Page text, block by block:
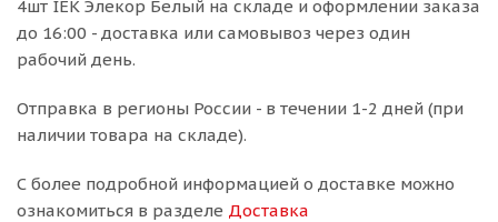
4шт IEK Элекор Белый на складе и оформлении заказа
до 16:00 - доставка или самовывоз через один
рабочий день.
Отправка в регионы России - в течении 1-2 дней (при
наличии товара на складе).
С более подробной информацией о доставке можно
ознакомиться в разделе Доставка